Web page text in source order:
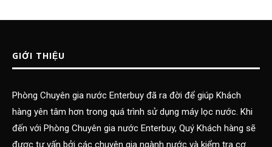
GIỚI THIỆU
Phòng Chuyên gia nước Enterbuy đã ra đời để giúp Khách
hàng yên tâm hơn trong quá trình sử dụng máy lọc nước. Khi
đến với Phòng Chuyên gia nước Enterbuy, Quý Khách hàng sẽ
được tư vấn bởi các chuyên gia ngành nước và kiểm tra cơ